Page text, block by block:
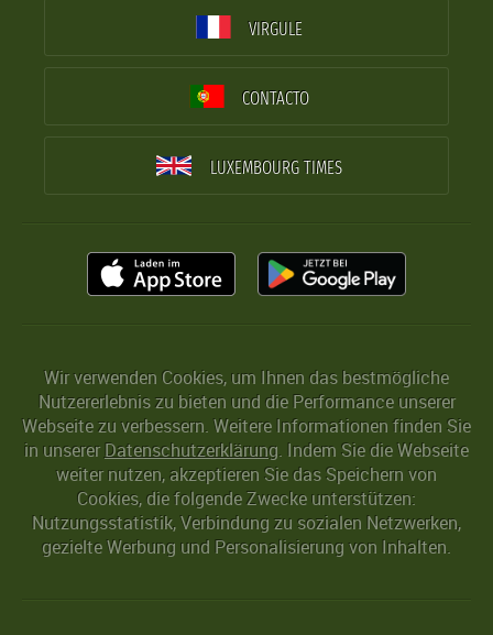
VIRGULE
CONTACTO
LUXEMBOURG TIMES
Wir verwenden Cookies, um Ihnen das bestmögliche
Nutzererlebnis zu bieten und die Performance unserer
Webseite zu verbessern. Weitere Informationen finden Sie
in unserer Datenschutzerklärung. Indem Sie die Webseite
weiter nutzen, akzeptieren Sie das Speichern von
Cookies, die folgende Zwecke unterstützen:
Nutzungsstatistik, Verbindung zu sozialen Netzwerken,
gezielte Werbung und Personalisierung von Inhalten.